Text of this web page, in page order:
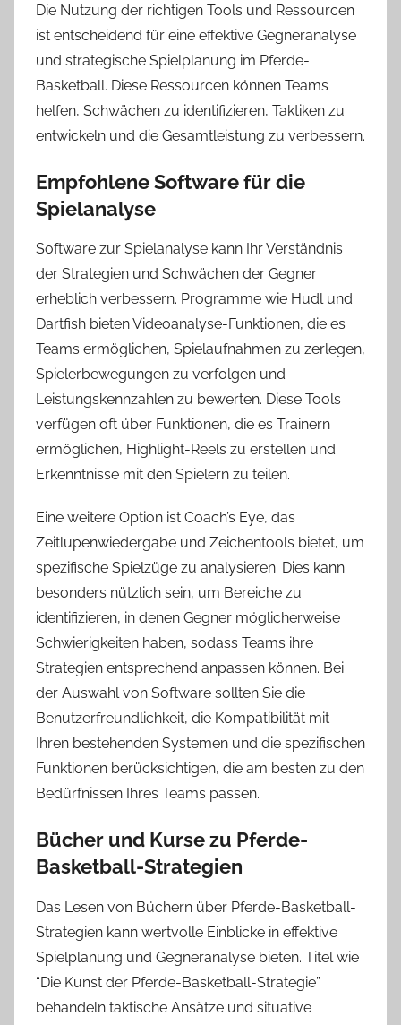
Die Nutzung der richtigen Tools und Ressourcen
ist entscheidend für eine effektive Gegneranalyse
und strategische Spielplanung im Pferde-
Basketball. Diese Ressourcen können Teams
helfen, Schwächen zu identifizieren, Taktiken zu
entwickeln und die Gesamtleistung zu verbessern.
Empfohlene Software für die
Spielanalyse
Software zur Spielanalyse kann Ihr Verständnis
der Strategien und Schwächen der Gegner
erheblich verbessern. Programme wie Hudl und
Dartfish bieten Videoanalyse-Funktionen, die es
Teams ermöglichen, Spielaufnahmen zu zerlegen,
Spielerbewegungen zu verfolgen und
Leistungskennzahlen zu bewerten. Diese Tools
verfügen oft über Funktionen, die es Trainern
ermöglichen, Highlight-Reels zu erstellen und
Erkenntnisse mit den Spielern zu teilen.
Eine weitere Option ist Coach’s Eye, das
Zeitlupenwiedergabe und Zeichentools bietet, um
spezifische Spielzüge zu analysieren. Dies kann
besonders nützlich sein, um Bereiche zu
identifizieren, in denen Gegner möglicherweise
Schwierigkeiten haben, sodass Teams ihre
Strategien entsprechend anpassen können. Bei
der Auswahl von Software sollten Sie die
Benutzerfreundlichkeit, die Kompatibilität mit
Ihren bestehenden Systemen und die spezifischen
Funktionen berücksichtigen, die am besten zu den
Bedürfnissen Ihres Teams passen.
Bücher und Kurse zu Pferde-
Basketball-Strategien
Das Lesen von Büchern über Pferde-Basketball-
Strategien kann wertvolle Einblicke in effektive
Spielplanung und Gegneranalyse bieten. Titel wie
“Die Kunst der Pferde-Basketball-Strategie”
behandeln taktische Ansätze und situative